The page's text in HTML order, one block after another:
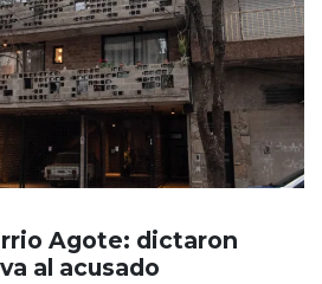
Agote: dictaron
al acusado